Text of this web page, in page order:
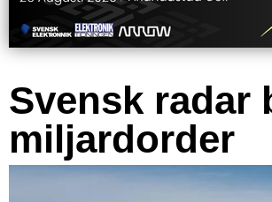
Svensk radar
miljardorder